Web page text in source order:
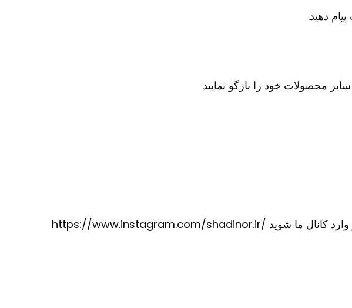
راه چهارم جهت سفارش محصول کافیست در تلگرام کانال آیدی @karinorir را جستجو نموده و وارد کانال ما شوید https://www.instagram.com/shadinor.ir/